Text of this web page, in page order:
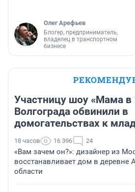
Олег Арефьев
Блогер, предприниматель,
владелец в транспортном
бизнесе
Участницу шоу «Мама в
Волгограда обвинили в
домогательствах к
18 часов 16 396 24
«Вам зачем он?»: дизайнер из
восстанавливает дом в деревне
области